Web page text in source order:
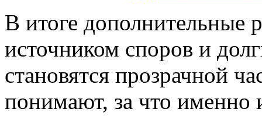
В итоге дополнительные
источником споров и
становятся прозрачной
понимают, за что именно